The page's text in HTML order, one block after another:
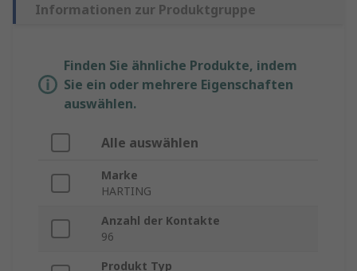
Informationen zur Produktgruppe
Finden Sie ähnliche Produkte, indem
Sie ein oder mehrere Eigenschaften
auswählen.
Alle auswählen
Marke
HARTING
Anzahl der Kontakte
96
Produkt Typ